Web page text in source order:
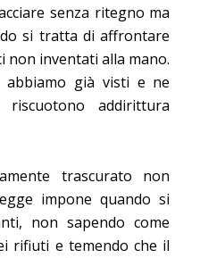
senza ritegno ma
si tratta di affrontare
non inventati alla mano.
abbiamo già visti e ne
addirittura
trascurato non
impone quando si
non sapendo come
rifiuti e temendo che il